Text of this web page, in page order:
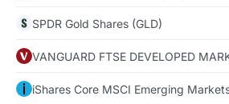
SPDR Gold Shares (GLD)
VANGUARD FTSE DEVELOPED
iShares Core MSCI Emerging